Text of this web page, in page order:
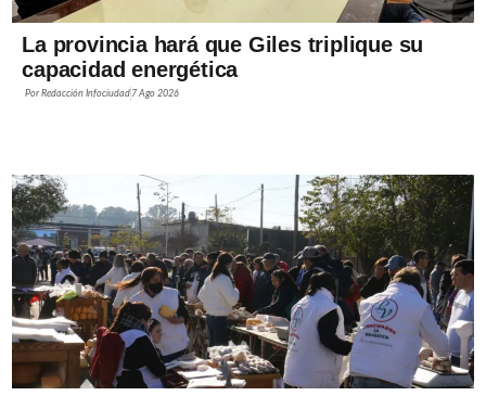
La provincia hará que Giles triplique su
capacidad energética
PorRedacción Infociudad 7 Ago 2026